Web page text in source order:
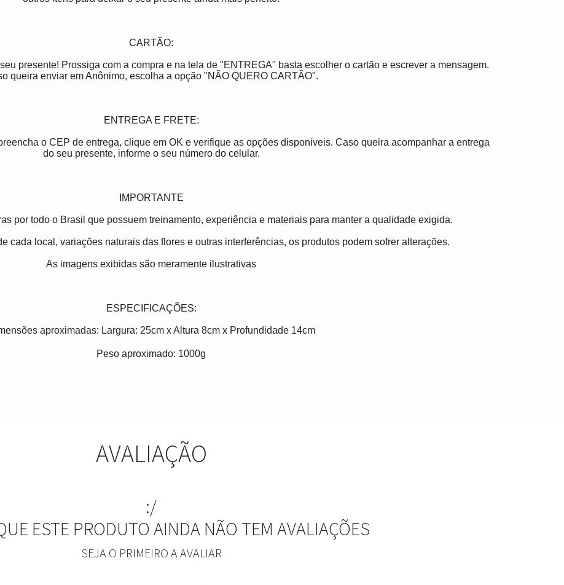
CARTÃO:
presente! Prossiga com a compra e na tela de "ENTREGA" basta escolher o cartão e escrever a mensagem.
queira enviar em Anônimo, escolha a opção "NÃO QUERO CARTÃO".
ENTREGA E FRETE:
o CEP de entrega, clique em OK e verifique as opções disponíveis. Caso queira acompanhar a entrega
do seu presente, informe o seu número do celular.
IMPORTANTE
por todo o Brasil que possuem treinamento, experiência e materiais para manter a qualidade exigida.
cada local, variações naturais das flores e outras interferências, os produtos podem sofrer alterações.
As imagens exibidas são meramente ilustrativas
ESPECIFICAÇÕES:
aproximadas: Largura: 25cm x Altura 8cm x Profundidade 14cm
Peso aproximado: 1000g
AVALIAÇÃO
:/
ESTE PRODUTO AINDA NÃO TEM AVALIAÇÕES
SEJA O PRIMEIRO A AVALIAR